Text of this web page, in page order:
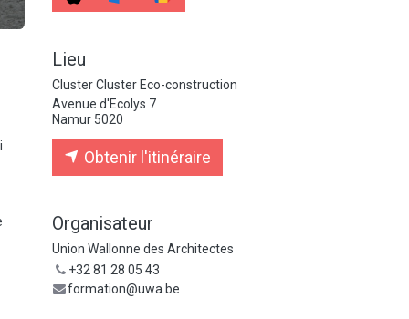
Lieu
Cluster Cluster Eco-construction
Avenue d'Ecolys 7
Namur 5020
Obtenir l'itinéraire
Organisateur
Union Wallonne des Architectes
+32 81 28 05 43
formation@uwa.be